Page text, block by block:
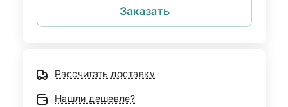
Заказать
Рассчитать доставку
Нашли дешевле?